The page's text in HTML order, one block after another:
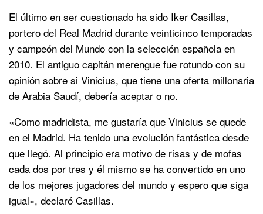
El último en ser cuestionado ha sido Iker Casillas,
portero del Real Madrid durante veinticinco temporadas
y campeón del Mundo con la selección española en
2010. El antiguo capitán merengue fue rotundo con su
opinión sobre si Vinicius, que tiene una oferta millonaria
de Arabia Saudí, debería aceptar o no.
«Como madridista, me gustaría que Vinicius se quede
en el Madrid. Ha tenido una evolución fantástica desde
que llegó. Al principio era motivo de risas y de mofas
cada dos por tres y él mismo se ha convertido en uno
de los mejores jugadores del mundo y espero que siga
igual», declaró Casillas.